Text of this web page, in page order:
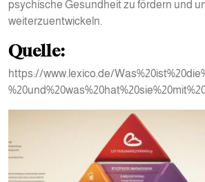
psychische Gesundheit zu fördern und
weiterzuentwickeln.
Quelle:
https://www.lexico.de/